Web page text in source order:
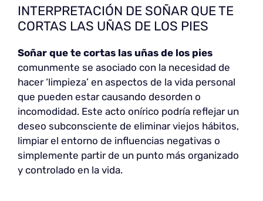
INTERPRETACIÓN DE SOÑAR QUE TE
CORTAS LAS UÑAS DE LOS PIES
Soñar que te cortas las uñas de los pies
comunmente se asociado con la necesidad de
hacer ‘limpieza’ en aspectos de la vida personal
que pueden estar causando desorden o
incomodidad. Este acto onírico podría reflejar un
deseo subconsciente de eliminar viejos hábitos,
limpiar el entorno de influencias negativas o
simplemente partir de un punto más organizado
y controlado en la vida.